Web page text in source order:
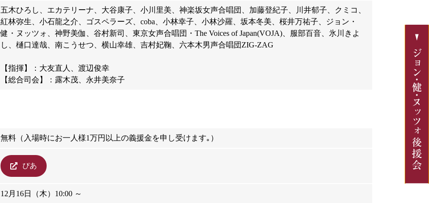
五木ひろし、エカテリーナ、大谷康子、小川里美、神楽坂女声合唱団、加藤登紀子、川井郁子、クミコ、
紅林弥生、小石龍之介、ゴスペラーズ、coba、小林幸子、小林沙羅、坂本冬美、桜井万祐子、ジョン・
健・ヌッツォ、神野美伽、谷村新司、東京女声合唱団・The Voices of Japan(VOJA)、服部百音、氷川きよ
し、樋口達哉、南こうせつ、横山幸雄、吉村妃鞠、六本木男声合唱団ZIG-ZAG
【指揮】：大友直人、渡辺俊幸
【総合司会】：露木茂、永井美奈子
無料（入場時にお一人様1万円以上の義援金を申し受けます｡）
ぴあ
12月16日（木）10:00 ～